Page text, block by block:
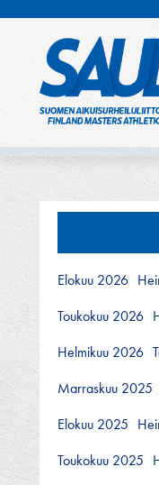
Elokuu 2026
Toukokuu 2026
Helmikuu 2026
Marraskuu 2025
Elokuu 2025
Toukokuu 2025